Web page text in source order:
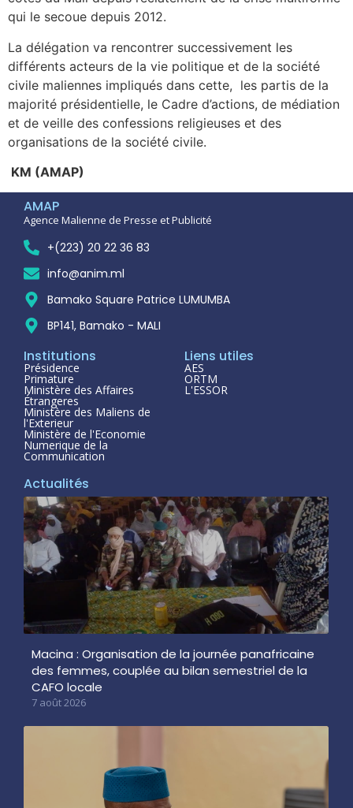
qui le secoue depuis 2012.
La délégation va rencontrer successivement les
différents acteurs de la vie politique et de la société
civile maliennes impliqués dans cette, les partis de la
majorité présidentielle, le Cadre d’actions, de médiation
et de veille des confessions religieuses et des
organisations de la société civile.
KM (AMAP)
AMAP
Agence Malienne de Presse et Publicité
+(223) 20 22 36 83
info@anim.ml
Bamako Square Patrice LUMUMBA
BP141, Bamako - MALI
Institutions
Présidence
Primature
Ministère des Affaires
Étrangeres
Ministère des Maliens de
l'Exterieur
Ministère de l'Economie
Numerique de la
Communication
Liens utiles
AES
ORTM
L'ESSOR
Actualités
Macina : Organisation de la journée panafricaine
des femmes, couplée au bilan semestriel de la
CAFO locale
7 août 2026